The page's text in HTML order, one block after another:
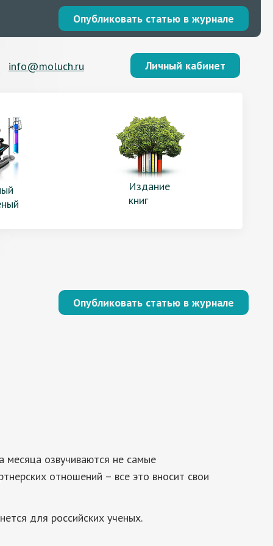
Опубликовать статью в журнале
info@moluch.ru Личный кабинет
Издание
книг
Опубликовать статью в журнале
месяца озвучиваются не самые
отношений – все это вносит свои
для российских ученых.